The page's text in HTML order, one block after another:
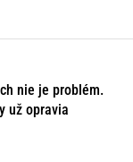
nie je problém.
už opravia